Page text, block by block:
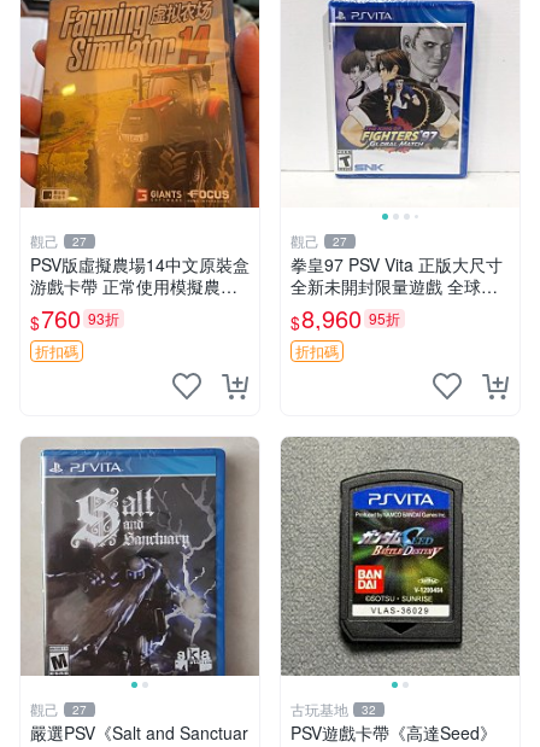
觀己 27
PSV版虛擬農場14中文原裝盒
游戲卡帶 正常使用模擬農場
訂購請私訊 虛擬農場14 PSV
中文 模擬農場
$760 93折
折扣碼
觀己 27
拳皇97 PSV Vita 正版大尺寸
全新未開封限量遊戲 全球嚴
選 拳皇97 個限定版 新未拆封
家用遊戲機遊戲厳選推薦 拳
皇97 Vita 大型全新未
$8,960 95折
折扣碼
觀己 27
嚴選PSV《Salt and Sanctuar
古玩基地 32
PSV遊戲卡帶《高達Seed》